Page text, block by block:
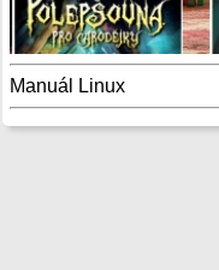
Manuál Linux